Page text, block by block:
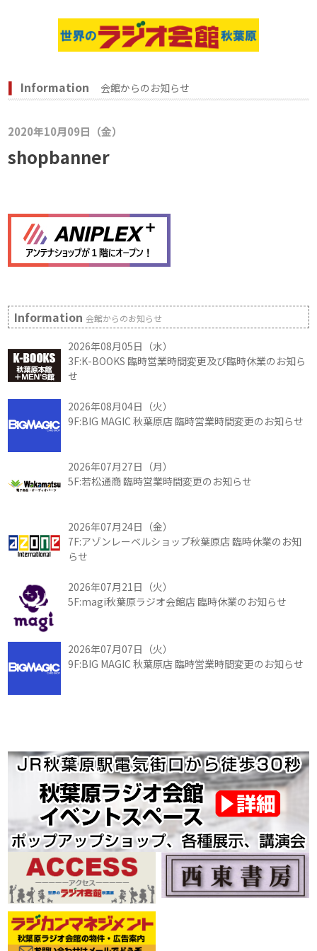
Information 会館からのお知らせ
2020年10月09日（金）
shopbanner
Information会館からのお知らせ
2026年08月05日（水）
3F:K-BOOKS 臨時営業時間変更及び臨時休業のお知ら
せ
2026年08月04日（火）
9F:BIG MAGIC 秋葉原店 臨時営業時間変更のお知らせ
2026年07月27日（月）
5F:若松通商 臨時営業時間変更のお知らせ
2026年07月24日（金）
7F:アゾンレーベルショップ秋葉原店 臨時休業のお知
らせ
2026年07月21日（火）
5F:magi秋葉原ラジオ会館店 臨時休業のお知らせ
2026年07月07日（火）
9F:BIG MAGIC 秋葉原店 臨時営業時間変更のお知らせ